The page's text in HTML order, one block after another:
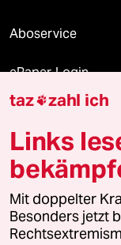
Aboservice
ePaper Login
Downloads für
© 2026 taz Verlags
Alle Rechte
wenden Sie sich bitte an
taz zahl ich
Links
Mit doppelter
Besonders jetzt